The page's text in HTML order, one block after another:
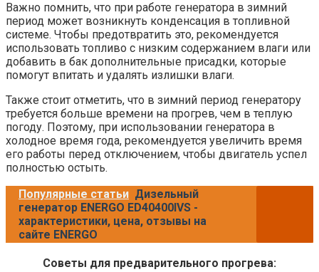
Важно помнить, что при работе генератора в зимний
период может возникнуть конденсация в топливной
системе. Чтобы предотвратить это, рекомендуется
использовать топливо с низким содержанием влаги или
добавить в бак дополнительные присадки, которые
помогут впитать и удалять излишки влаги.
Также стоит отметить, что в зимний период генератору
требуется больше времени на прогрев, чем в теплую
погоду. Поэтому, при использовании генератора в
холодное время года, рекомендуется увеличить время
его работы перед отключением, чтобы двигатель успел
полностью остыть.
Популярные статьи Дизельный
генератор ENERGO ED40400IVS -
характеристики, цена, отзывы на
сайте ENERGO
Советы для предварительного прогрева: